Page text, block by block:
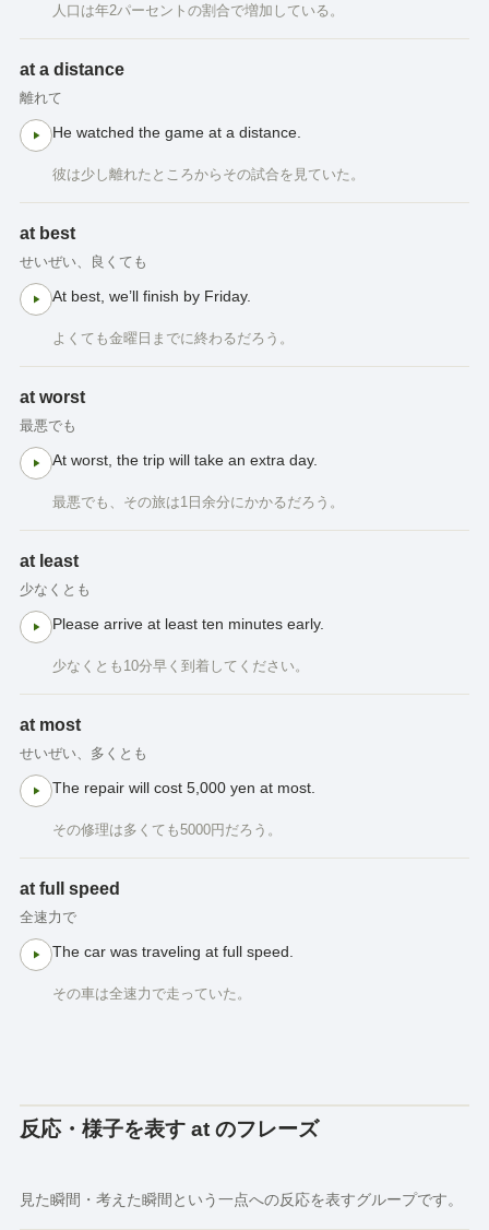
人口は年2パーセントの割合で増加している。
at a distance
離れて
He watched the game at a distance.
彼は少し離れたところからその試合を見ていた。
at best
せいぜい、良くても
At best, we’ll finish by Friday.
よくても金曜日までに終わるだろう。
at worst
最悪でも
At worst, the trip will take an extra day.
最悪でも、その旅は1日余分にかかるだろう。
at least
少なくとも
Please arrive at least ten minutes early.
少なくとも10分早く到着してください。
at most
せいぜい、多くとも
The repair will cost 5,000 yen at most.
その修理は多くても5000円だろう。
at full speed
全速力で
The car was traveling at full speed.
その車は全速力で走っていた。
反応・様子を表す at のフレーズ
見た瞬間・考えた瞬間という一点への反応を表すグループです。